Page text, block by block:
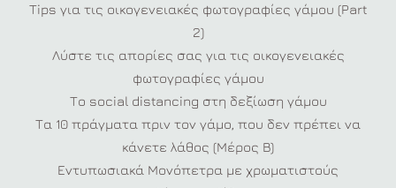
Tips για τις οικογενειακές φωτογραφίες γάμου (Part
2)
Λύστε τις απορίες σας για τις οικογενειακές
φωτογραφίες γάμου
Το social distancing στη δεξίωση γάμου
Τα 10 πράγματα πριν τον γάμο, που δεν πρέπει να
κάνετε λάθος (Μέρος Β)
Εντυπωσιακά Μονόπετρα με χρωματιστούς